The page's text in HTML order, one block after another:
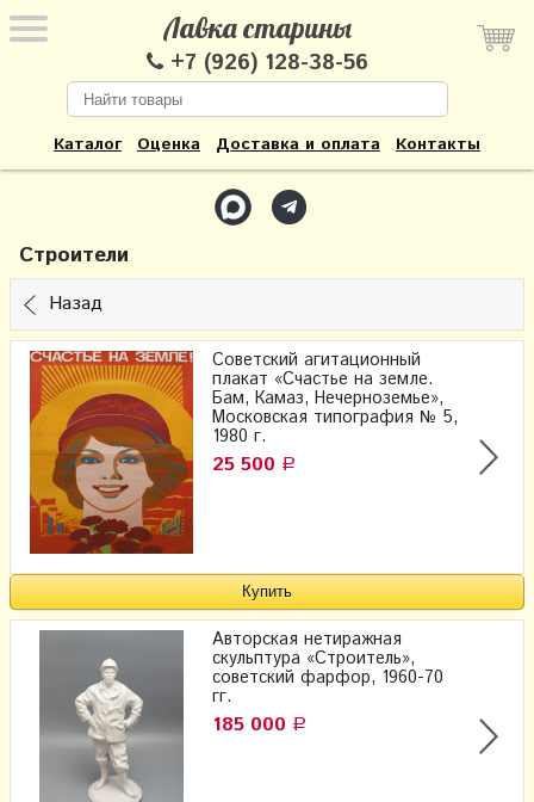
Лавка старины
+7 (926) 128-38-56
Каталог Оценка Доставка и оплата Контакты
Строители
Назад
Советский агитационный
плакат «Счастье на земле.
Бам, Камаз, Нечерноземье​»,
Московская типография № 5,
1980 г.
25 500 Р
Авторская нетиражная
скульптура «Строитель»,
советский фарфор, 1960-70
гг.
185 000 Р